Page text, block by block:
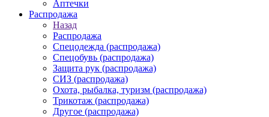
Аптечки
Распродажа
Назад
Распродажа
Спецодежда (распродажа)
Спецобувь (распродажа)
Защита рук (распродажа)
СИЗ (распродажа)
Охота, рыбалка, туризм (распродажа)
Трикотаж (распродажа)
Другое (распродажа)